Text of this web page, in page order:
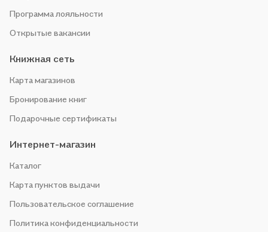
Программа лояльности
Открытые вакансии
Книжная сеть
Карта магазинов
Бронирование книг
Подарочные сертификаты
Интернет-магазин
Каталог
Карта пунктов выдачи
Пользовательское соглашение
Политика конфиденциальности